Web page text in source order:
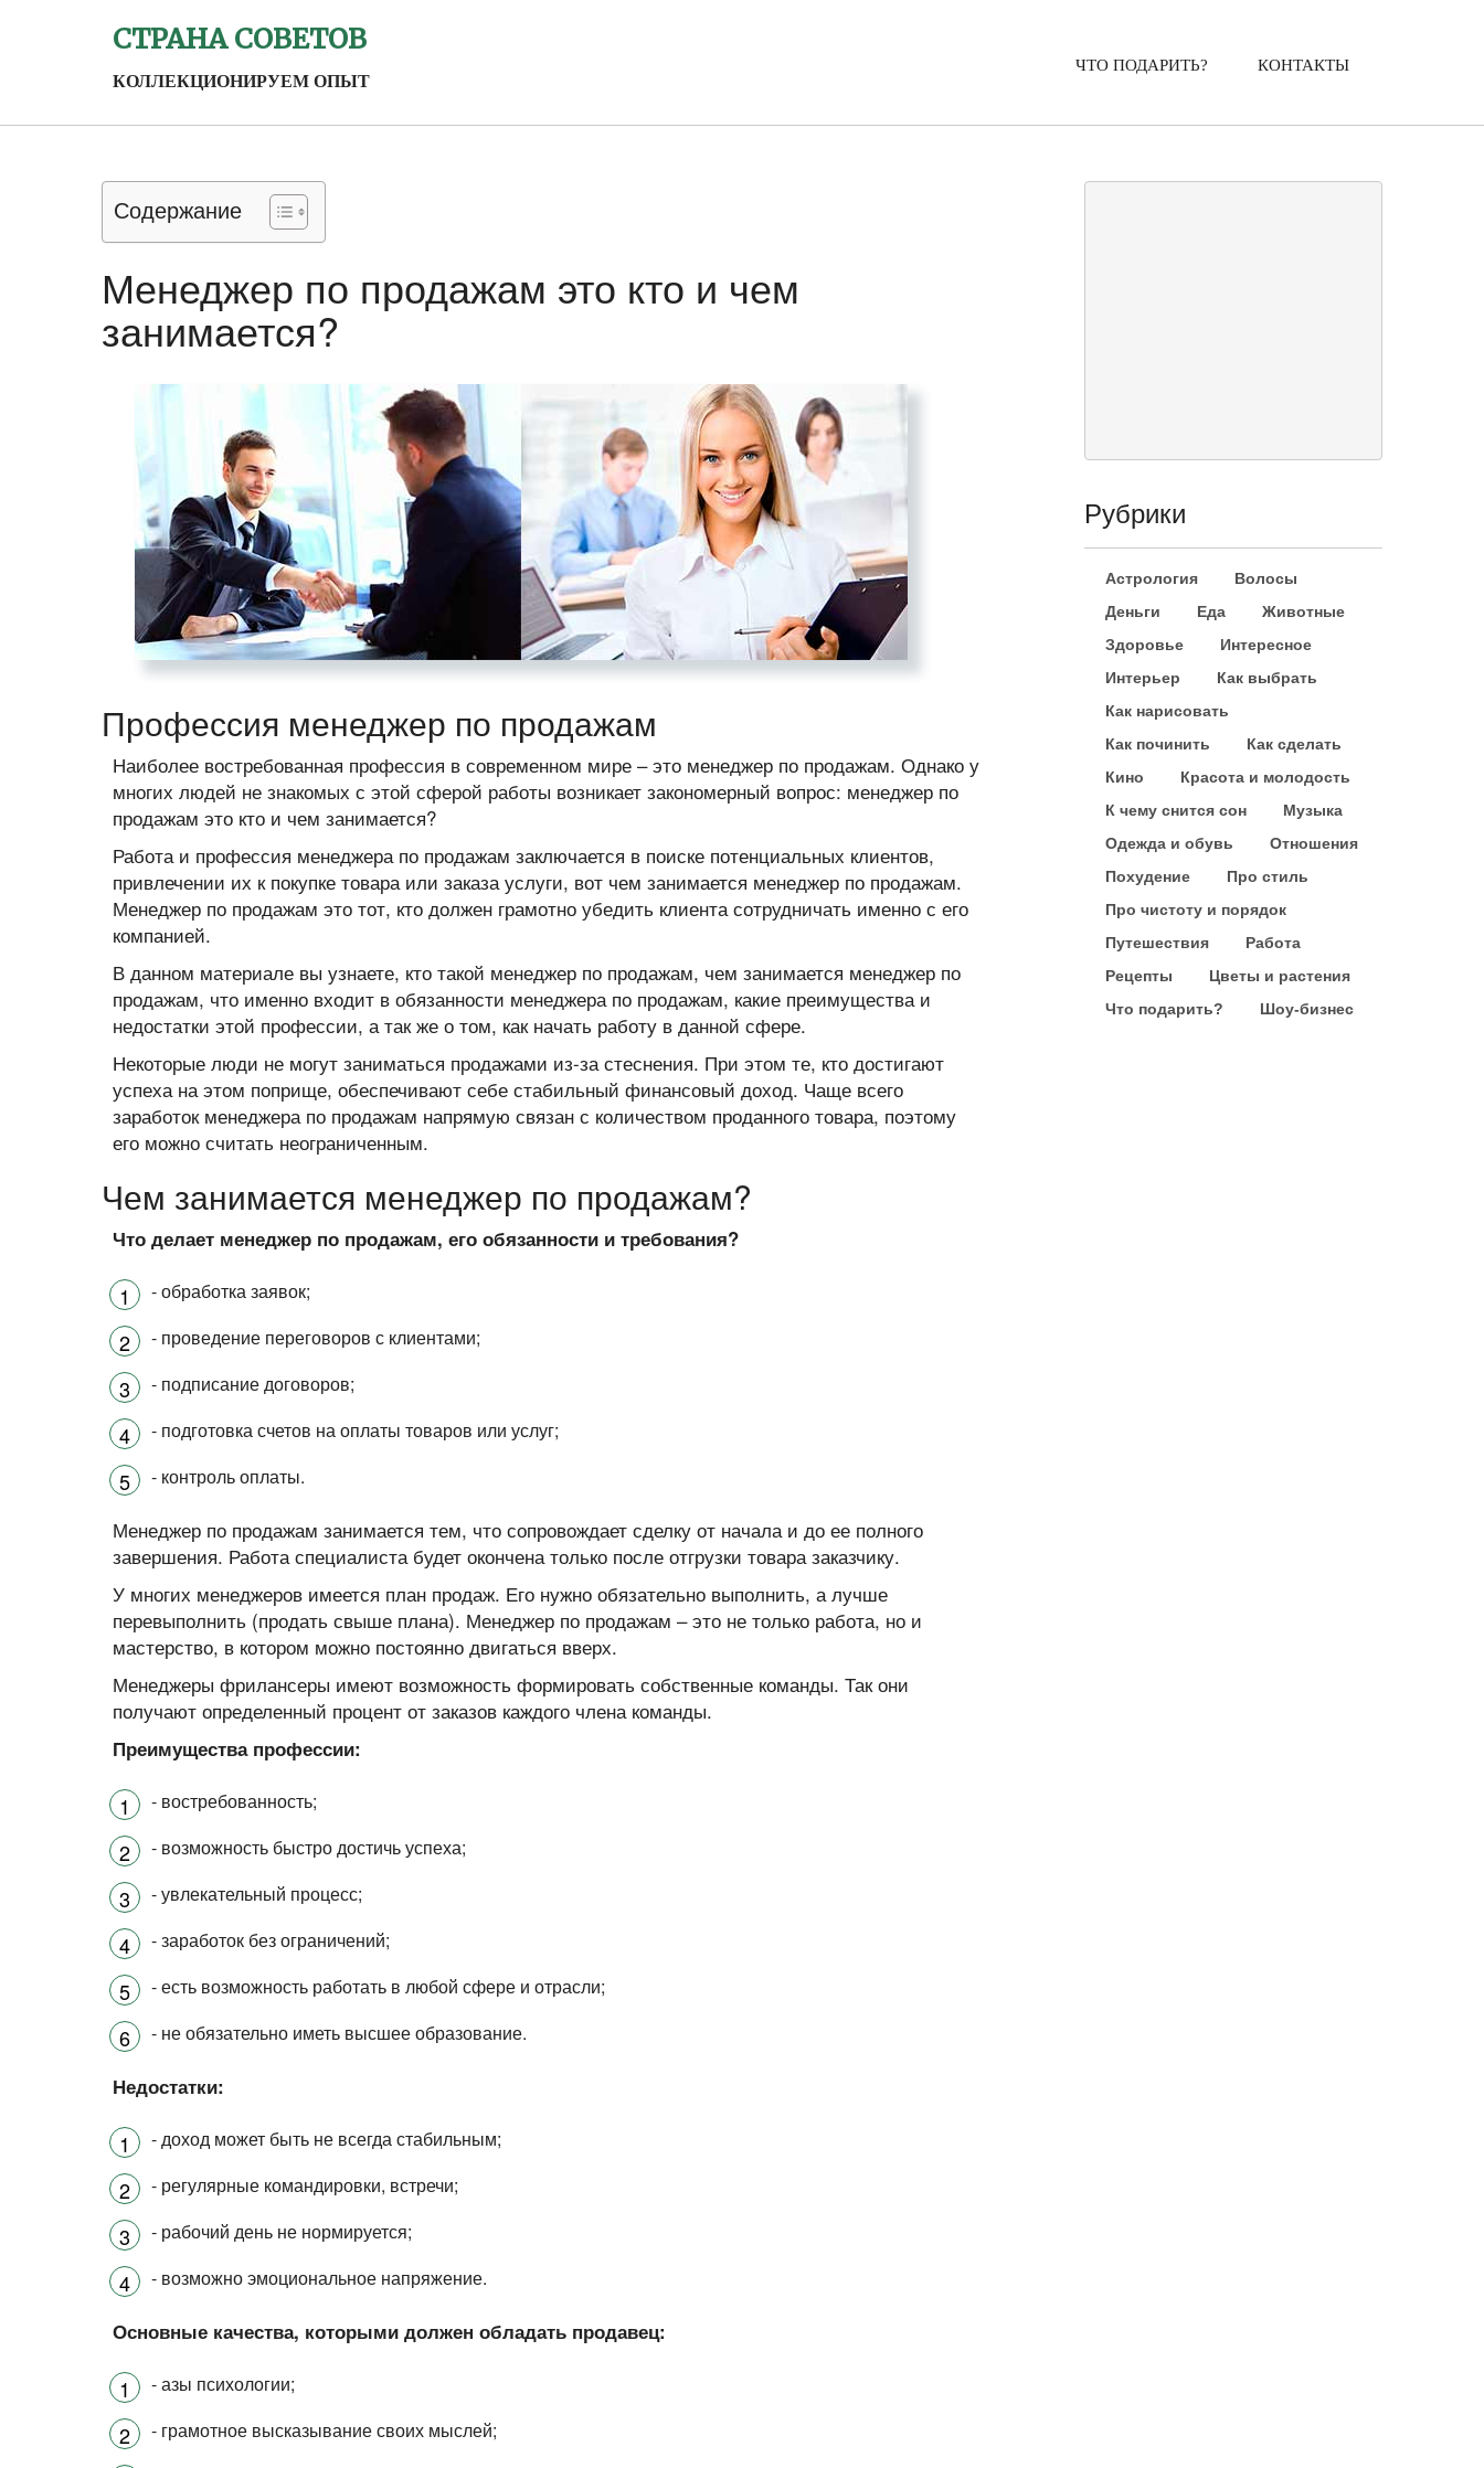
СТРАНА СОВЕТОВ
КОЛЛЕКЦИОНИРУЕМ ОПЫТ
ЧТО ПОДАРИТЬ? КОНТАКТЫ
Содержание
Менеджер по продажам это кто и чем
занимается?
Профессия менеджер по продажам
Наиболее востребованная профессия в современном мире – это менеджер по продажам. Однако у
многих людей не знакомых с этой сферой работы возникает закономерный вопрос: менеджер по
продажам это кто и чем занимается?
Работа и профессия менеджера по продажам заключается в поиске потенциальных клиентов,
привлечении их к покупке товара или заказа услуги, вот чем занимается менеджер по продажам.
Менеджер по продажам это тот, кто должен грамотно убедить клиента сотрудничать именно с его
компанией.
В данном материале вы узнаете, кто такой менеджер по продажам, чем занимается менеджер по
продажам, что именно входит в обязанности менеджера по продажам, какие преимущества и
недостатки этой профессии, а так же о том, как начать работу в данной сфере.
Некоторые люди не могут заниматься продажами из-за стеснения. При этом те, кто достигают
успеха на этом поприще, обеспечивают себе стабильный финансовый доход. Чаще всего
заработок менеджера по продажам напрямую связан с количеством проданного товара, поэтому
его можно считать неограниченным.
Чем занимается менеджер по продажам?
Что делает менеджер по продажам, его обязанности и требования?
- обработка заявок;
- проведение переговоров с клиентами;
- подписание договоров;
- подготовка счетов на оплаты товаров или услуг;
- контроль оплаты.
Менеджер по продажам занимается тем, что сопровождает сделку от начала и до ее полного
завершения. Работа специалиста будет окончена только после отгрузки товара заказчику.
У многих менеджеров имеется план продаж. Его нужно обязательно выполнить, а лучше
перевыполнить (продать свыше плана). Менеджер по продажам – это не только работа, но и
мастерство, в котором можно постоянно двигаться вверх.
Менеджеры фрилансеры имеют возможность формировать собственные команды. Так они
получают определенный процент от заказов каждого члена команды.
Преимущества профессии:
- востребованность;
- возможность быстро достичь успеха;
- увлекательный процесс;
- заработок без ограничений;
- есть возможность работать в любой сфере и отрасли;
- не обязательно иметь высшее образование.
Недостатки:
- доход может быть не всегда стабильным;
- регулярные командировки, встречи;
- рабочий день не нормируется;
- возможно эмоциональное напряжение.
Основные качества, которыми должен обладать продавец:
- азы психологии;
- грамотное высказывание своих мыслей;
Рубрики
Астрология
Волосы
Деньги
Еда
Животные
Здоровье
Интересное
Интерьер
Как выбрать
Как нарисовать
Как починить
Как сделать
Кино
Красота и молодость
К чему снится сон
Музыка
Одежда и обувь
Отношения
Похудение
Про стиль
Про чистоту и порядок
Путешествия
Работа
Рецепты
Цветы и растения
Что подарить?
Шоу-бизнес